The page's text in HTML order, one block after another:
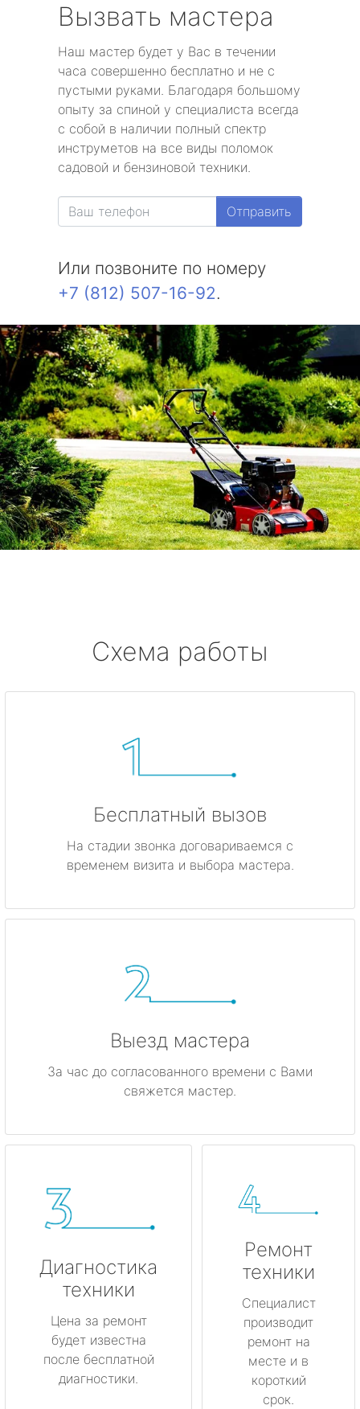
Вызвать мастера
Наш мастер будет у Вас в течении
часа совершенно бесплатно и не с
пустыми руками. Благодаря большому
опыту за спиной у специалиста всегда
с собой в наличии полный спектр
инструметов на все виды поломок
садовой и бензиновой техники.
Отправить
Или позвоните по номеру
+7 (812) 507-16-92.
Схема работы
Бесплатный вызов
На стадии звонка договариваемся с
временем визита и выбора мастера.
Выезд мастера
За час до согласованного времени с Вами
свяжется мастер.
Диагностика
техники
Цена за ремонт
будет известна
после бесплатной
диагностики.
Ремонт
техники
Специалист
производит
ремонт на
месте и в
короткий
срок.